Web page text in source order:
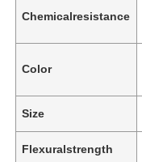
Chemicalresistance
Color
Size
Flexuralstrength